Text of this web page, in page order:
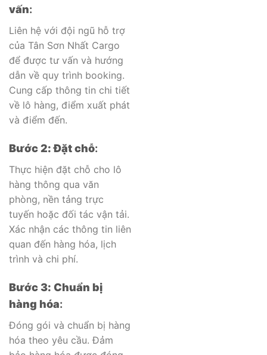
vấn:
Liên hệ với đội ngũ hỗ trợ
của Tân Sơn Nhất Cargo
để được tư vấn và hướng
dẫn về quy trình booking.
Cung cấp thông tin chi tiết
về lô hàng, điểm xuất phát
và điểm đến.
Bước 2: Đặt chỗ:
Thực hiện đặt chỗ cho lô
hàng thông qua văn
phòng, nền tảng trực
tuyến hoặc đối tác vận tải.
Xác nhận các thông tin liên
quan đến hàng hóa, lịch
trình và chi phí.
Bước 3: Chuẩn bị
hàng hóa:
Đóng gói và chuẩn bị hàng
hóa theo yêu cầu. Đảm